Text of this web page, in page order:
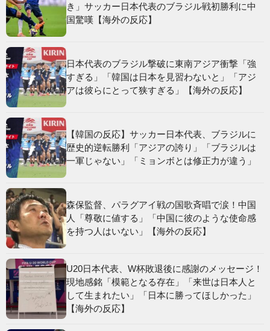
き」サッカー日本代表のブラジル戦初勝利に中
国驚嘆【海外の反応】
日本代表のブラジル撃破に東南アジア衝撃「強
すぎる」「韓国は日本を見習わないと」「アジ
アは彼らにとって狭すぎる」【海外の反応】
【韓国の反応】サッカー日本代表、ブラジルに
歴史的逆転勝利「アジアの誇り」「ブラジルは
一軍じゃない」「ミョンボとは修正力が違う」
森保監督、パラグアイ戦の国歌斉唱で涙！中国
人「尊敬に値する」「中国に彼のような使命感
を持つ人はいない」【海外の反応】
U20日本代表、W杯敗退後に感謝のメッセージ！
現地感銘「模範となる存在」「来世は日本人と
して生まれたい」「日本に勝ってほしかった」
【海外の反応】